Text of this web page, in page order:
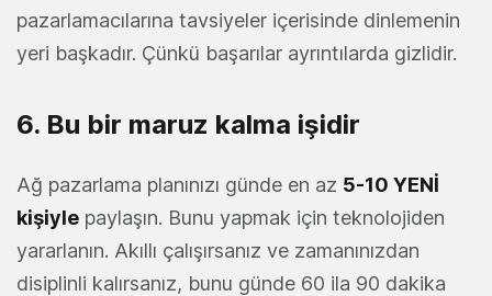
pazarlamacılarına tavsiyeler içerisinde dinlemenin
yeri başkadır. Çünkü başarılar ayrıntılarda gizlidir.
6. Bu bir maruz kalma işidir
Ağ pazarlama planınızı günde en az 5-10 YENİ
kişiyle paylaşın. Bunu yapmak için teknolojiden
yararlanın. Akıllı çalışırsanız ve zamanınızdan
disiplinli kalırsanız, bunu günde 60 ila 90 dakika